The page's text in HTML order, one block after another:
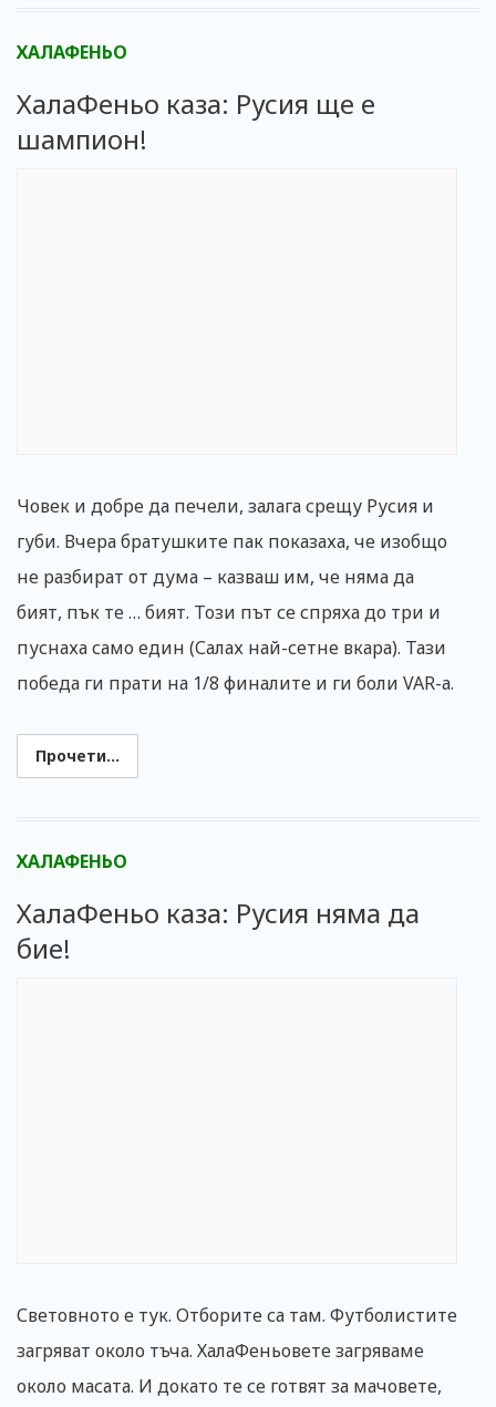
ХАЛАФЕНЬО
ХалаФеньо каза: Русия ще е
шампион!
Човек и добре да печели, залага срещу Русия и
губи. Вчера братушките пак показаха, че изобщо
не разбират от дума – казваш им, че няма да
бият, пък те … бият. Този път се спряха до три и
пуснаха само един (Салах най-сетне вкара). Тази
победа ги прати на 1/8 финалите и ги боли VAR-а.
Прочети...
ХАЛАФЕНЬО
ХалаФеньо каза: Русия няма да
бие!
Световното е тук. Отборите са там. Футболистите
загряват около тъча. ХалаФеньовете загряваме
около масата. И докато те се готвят за мачовете,